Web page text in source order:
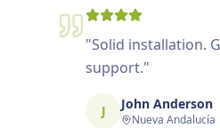
"Solid installation.
support."
J John Anderson
Nueva Andalucía